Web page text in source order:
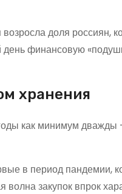
доля россиян,
финансовую
хранения
как минимум дважды
в период пандемии,
закупок впрок